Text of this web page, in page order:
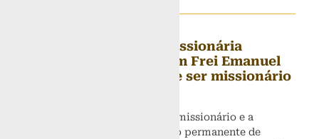
Grupo de Animação Missionária
promove formação com Frei Emanuel
sobre a importância de ser missionário
Este ano de 2022 é ano jubilar missionário e a
temática é: “A Igreja em estado permanente de